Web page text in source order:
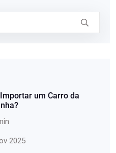
um Carro da
2025